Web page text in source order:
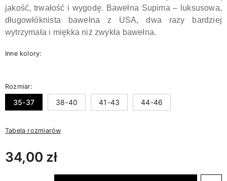
jakość, trwałość i wygodę. Bawełna Supima – luksusowa,
długowłóknista bawełna z USA, dwa razy bardziej
wytrzymała i miękka niż zwykła bawełna.
Inne kolory:
Rozmiar:
35-37 38-40 41-43 44-46
Tabela rozmiarów
34,00 zł